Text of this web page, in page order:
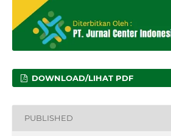
DOWNLOAD/LIHAT PDF
PUBLISHED